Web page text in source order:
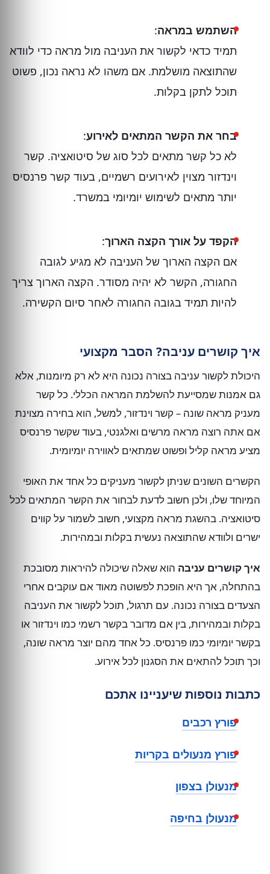
השתמש במראה:
תמיד כדאי לקשור את העניבה מול מראה כדי לוודא
שהתוצאה מושלמת. אם משהו לא נראה נכון, פשוט
תוכל לתקן בקלות.
בחר את הקשר המתאים לאירוע:
לא כל קשר מתאים לכל סוג של סיטואציה. קשר
וינדזור מצוין לאירועים רשמיים, בעוד קשר פרנסיס
יותר מתאים לשימוש יומיומי במשרד.
הקפד על אורך הקצה הארוך:
אם הקצה הארוך של העניבה לא מגיע לגובה
החגורה, הקשר לא יהיה מסודר. הקצה הארוך צריך
להיות תמיד בגובה החגורה לאחר סיום הקשירה.
איך קושרים עניבה? הסבר מקצועי
היכולת לקשור עניבה בצורה נכונה היא לא רק מיומנות, אלא
גם אמנות שמסייעת להשלמת המראה הכללי. כל קשר
מעניק מראה שונה – קשר וינדזור, למשל, הוא בחירה מצוינת
אם אתה רוצה מראה מרשים ואלגנטי, בעוד שקשר פרנסיס
מציע מראה קליל ופשוט שמתאים לאווירה יומיומית.
הקשרים השונים שניתן לקשור מעניקים כל אחד את האופי
המיוחד שלו, ולכן חשוב לדעת לבחור את הקשר המתאים לכל
סיטואציה. בהשגת מראה מקצועי, חשוב לשמור על קווים
ישרים ולוודא שהתוצאה נעשית בקלות ובמהירות.
איך קושרים עניבה הוא שאלה שיכולה להיראות מסובכת
בהתחלה, אך היא הופכת לפשוטה מאוד אם עוקבים אחרי
הצעדים בצורה נכונה. עם תרגול, תוכל לקשור את העניבה
בקלות ובמהירות, בין אם מדובר בקשר רשמי כמו וינדזור או
בקשר יומיומי כמו פרנסיס. כל אחד מהם יוצר מראה שונה,
וכך תוכל להתאים את הסגנון לכל אירוע.
כתבות נוספות שיעניינו אתכם
פורץ רכבים
פורץ מנעולים בקריות
מנעולן בצפון
מנעולן בחיפה